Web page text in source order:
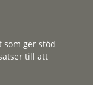
som ger stöd
till att